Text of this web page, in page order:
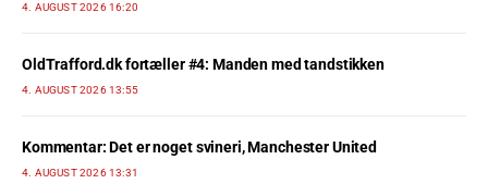
4. AUGUST 2026 16:20
OldTrafford.dk fortæller #4: Manden med tandstikken
4. AUGUST 2026 13:55
Kommentar: Det er noget svineri, Manchester United
4. AUGUST 2026 13:31